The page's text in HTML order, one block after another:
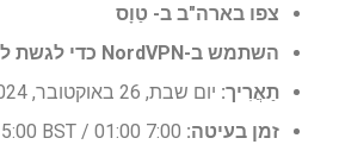
צפו בארה"ב ב- טַוָס
השתמש ב-NordVPN
כדי לגשת
תַאֲרִיך: יום שבת, 26 באוקטובר, 2024
זמן בעיטה:
15:00 BST / 01:00